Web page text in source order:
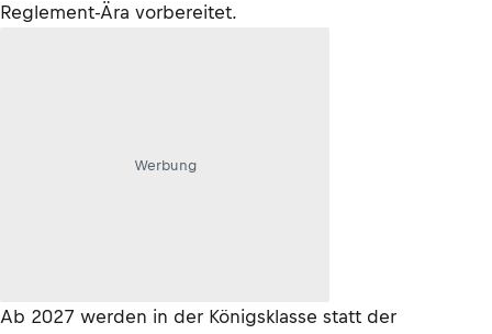
Reglement-Ära vorbereitet.
Werbung
Ab 2027 werden in der Königsklasse statt der